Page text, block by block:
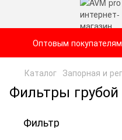
Оптовым
Каталог Запорная и
Фильтры грубой
Фильтр